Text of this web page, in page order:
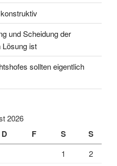
und Scheidung der
Lösung ist
sollten eigentlich
2026
D F S S
1
2